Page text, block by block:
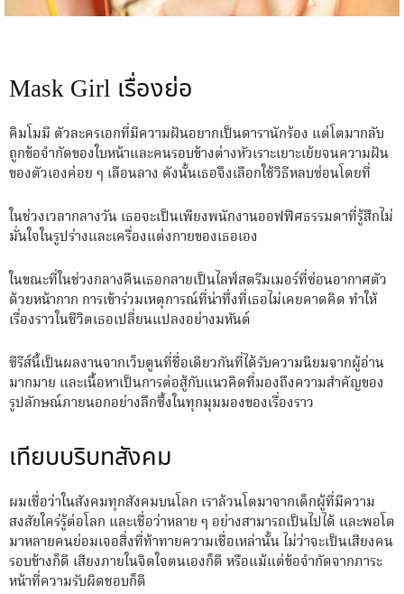
Mask Girl เรื่องย่อ
คิมโมมี ตัวละครเอกที่มีความฝันอยากเป็นดารานักร้อง แต่โตมากลับ
ถูกข้อจำกัดของใบหน้าและคนรอบข้างต่างหัวเราะเยาะเย้ยจนความฝัน
ของตัวเองค่อย ๆ เลือนลาง ดังนั้นเธอจึงเลือกใช้วิธีหลบซ่อนโดยที่
ในช่วงเวลากลางวัน เธอจะเป็นเพียงพนักงานออฟฟิศธรรมดาที่รู้สึกไม่
มั่นใจในรูปร่างและเครื่องแต่งกายของเธอเอง
ในขณะที่ในช่วงกลางคืนเธอกลายเป็นไลฟ์สตรีมเมอร์ที่ซ่อนอากาศตัว
ด้วยหน้ากาก การเข้าร่วมเหตุการณ์ที่น่าทึ่งที่เธอไม่เคยคาดคิด ทำให้
เรื่องราวในชีวิตเธอเปลี่ยนแปลงอย่างมหันต์
ซีรีส์นี้เป็นผลงานจากเว็บตูนที่ชื่อเดียวกันที่ได้รับความนิยมจากผู้อ่าน
มากมาย และเนื้อหาเป็นการต่อสู้กับแนวคิดที่มองถึงความสำคัญของ
รูปลักษณ์ภายนอกอย่างลึกซึ้งในทุกมุมมองของเรื่องราว
เทียบบริบทสังคม
ผมเชื่อว่าในสังคมทุกสังคมบนโลก เราล้วนโตมาจากเด็กผู้ที่มีความ
สงสัยใคร่รู้ต่อโลก และเชื่อว่าหลาย ๆ อย่างสามารถเป็นไปได้ และพอโต
มาหลายคนย่อมเจอสิ่งที่ท้าทายความเชื่อเหล่านั้น ไม่ว่าจะเป็นเสียงคน
รอบข้างก็ดี เสียงภายในจิตใจตนเองก็ดี หรือแม้แต่ข้อจำกัดจากภาระ
หน้าที่ความรับผิดชอบก็ดี